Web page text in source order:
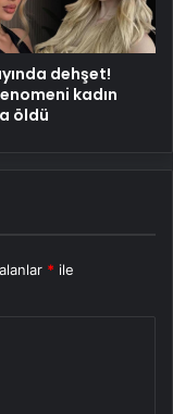
dehşet!
kadın
öldü
* ile